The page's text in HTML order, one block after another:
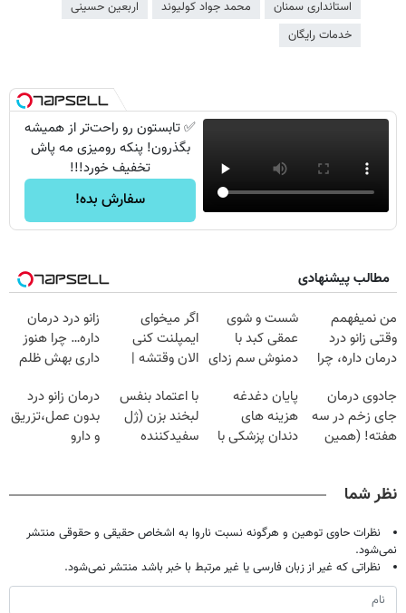
استانداری سمنان محمد جواد کولیوند
اربعین حسینی
خدمات رایگان
✅ تابستون رو راحت‌تر از همیشه
بگذرون! پنکه رومیزی مه پاش
تخفیف خورد!!!
سفارش بده!
مطالب پیشنهادی
من نمیفهمم
وقتی زانو درد
درمان داره، چرا
تحمل میکنی؟❗
شست و شوی
عمقی کبد با
دمنوش سم زدای
اگر میخوای
ایمپلنت کنی
الان وقتشه |
میلیون تومان!!!
زانو درد درمان
داره… چرا هنوز
داری بهش ظلم
جادوی درمان
جای زخم در سه
هفته! (همین
پایان دغدغه
هزینه های
دندان پزشکی با
با اعتماد بنفس
لبخند بزن (ژل
سفیدکننده
درمان زانو درد
بدون عمل،تزریق
و دارو
نظر شما
نظرات حاوی توهین و هرگونه نسبت ناروا به اشخاص حقیقی و حقوقی منتشر
نمی‌شود.
نظراتی که غیر از زبان فارسی یا غیر مرتبط با خبر باشد منتشر نمی‌شود.